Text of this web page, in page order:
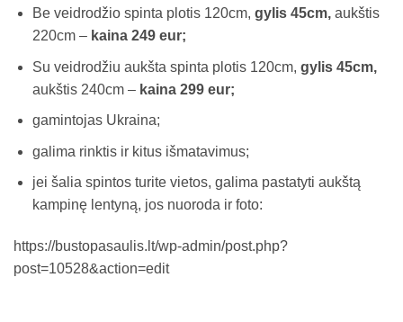
Be veidrodžio spinta plotis 120cm, gylis 45cm, aukštis
220cm – kaina 249 eur;
Su veidrodžiu aukšta spinta plotis 120cm, gylis 45cm,
aukštis 240cm – kaina 299 eur;
gamintojas Ukraina;
galima rinktis ir kitus išmatavimus;
jei šalia spintos turite vietos, galima pastatyti aukštą
kampinę lentyną, jos nuoroda ir foto:
https://bustopasaulis.lt/wp-admin/post.php?
post=10528&action=edit